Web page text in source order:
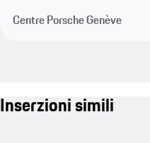
Centre Porsche Genève
Inserzioni simili